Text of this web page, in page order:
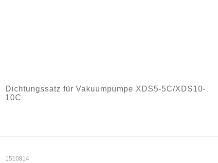
Dichtungssatz für Vakuumpumpe XDS5-5C/XDS10-
10C
1510814